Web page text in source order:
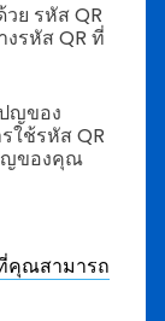
ย รหัส QR
รหัส QR ที่
ญของ
ใช้รหัส QR
ญของคุณ
คุณสามารถ